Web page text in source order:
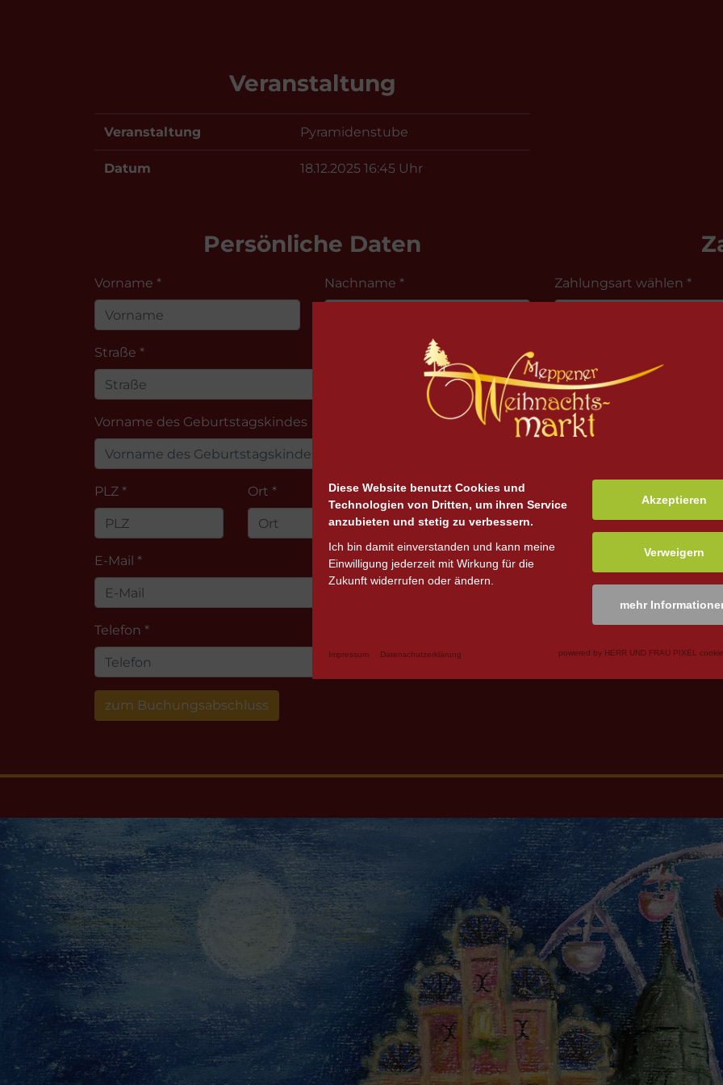
Veranstaltung
Veranstaltung Pyramidenstube
Datum 18.12.2025 16:45 Uhr
Persönliche Daten
Vorname * Nachname *
Straße * Hausnummer *
Vorname des Geburtstagskindes
PLZ * Ort *
E-Mail *
Telefon *
Zahlungsart wählen *
abweichender
zum Buchungsabschluss
Diese Website benutzt Cookies und
Technologien von Dritten, um ihren Service
anzubieten und stetig zu verbessern.
Ich bin damit einverstanden und kann meine
Einwilligung jederzeit mit Wirkung für die
Zukunft widerrufen oder ändern.
Akzeptieren
Verweigern
mehr
Impressum Datenschutzerklärung powered by HERR UND FRAU PIXEL